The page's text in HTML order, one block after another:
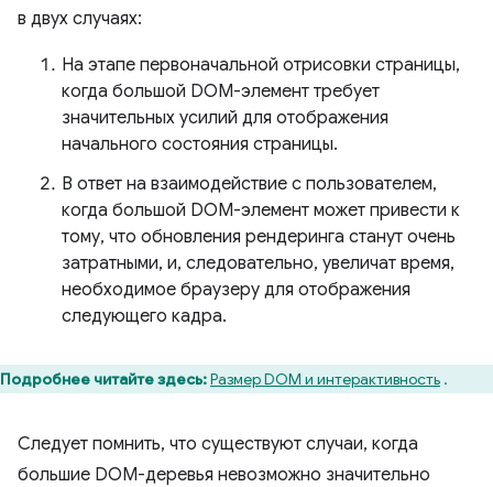
в двух случаях:
На этапе первоначальной отрисовки страницы,
когда большой DOM-элемент требует
значительных усилий для отображения
начального состояния страницы.
В ответ на взаимодействие с пользователем,
когда большой DOM-элемент может привести к
тому, что обновления рендеринга станут очень
затратными, и, следовательно, увеличат время,
необходимое браузеру для отображения
следующего кадра.
Подробнее читайте здесь:Размер DOM и интерактивность .
Следует помнить, что существуют случаи, когда
большие DOM-деревья невозможно значительно